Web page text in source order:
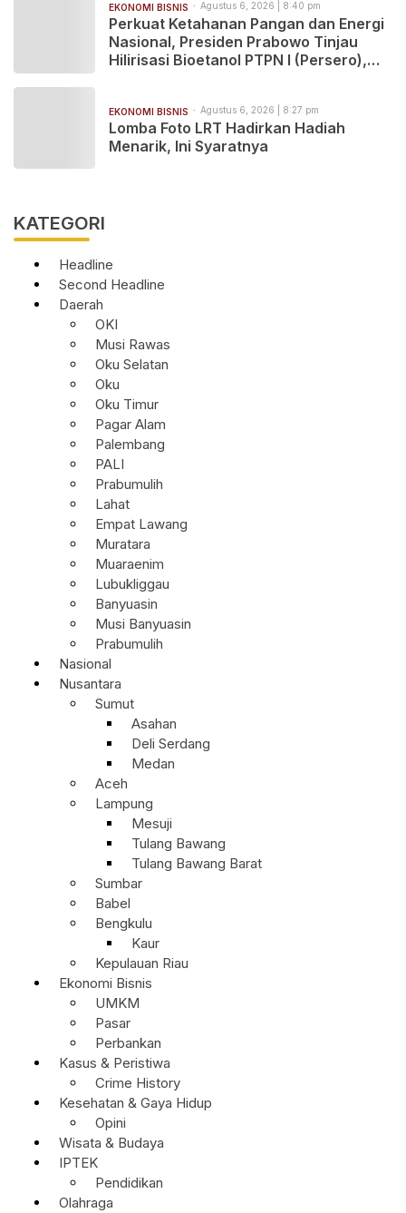
EKONOMI BISNIS Agustus 6, 2026 | 8:40 pm
Perkuat Ketahanan Pangan dan Energi
Nasional, Presiden Prabowo Tinjau
Hilirisasi Bioetanol PTPN I (Persero),
EKONOMI BISNIS Agustus 6, 2026 | 8:27 pm
Lomba Foto LRT Hadirkan Hadiah
Menarik, Ini Syaratnya
KATEGORI
Headline
Second Headline
Daerah
OKI
Musi Rawas
Oku Selatan
Oku
Oku Timur
Pagar Alam
Palembang
PALI
Prabumulih
Lahat
Empat Lawang
Muratara
Muaraenim
Lubukliggau
Banyuasin
Musi Banyuasin
Prabumulih
Nasional
Nusantara
Sumut
Asahan
Deli Serdang
Medan
Aceh
Lampung
Mesuji
Tulang Bawang
Tulang Bawang Barat
Sumbar
Babel
Bengkulu
Kaur
Kepulauan Riau
Ekonomi Bisnis
UMKM
Pasar
Perbankan
Kasus & Peristiwa
Crime History
Kesehatan & Gaya Hidup
Opini
Wisata & Budaya
IPTEK
Pendidikan
Olahraga